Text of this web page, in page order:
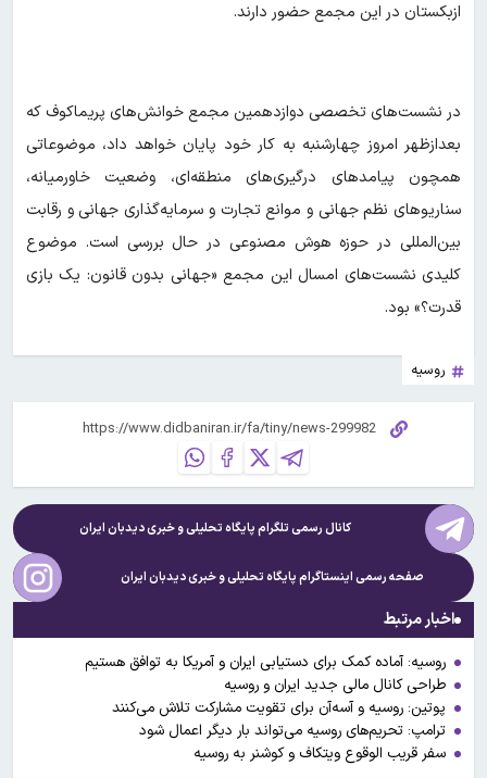
ازبکستان در این مجمع حضور دارند.
در نشست‌های تخصصی دوازدهمین مجمع خوانش‌های پریماکوف که
بعدازظهر امروز چهارشنبه به کار خود پایان خواهد داد، موضوعاتی
همچون پیامدهای درگیری‌های منطقه‌ای، وضعیت خاورمیانه،
سناریوهای نظم جهانی و موانع تجارت و سرمایه‌گذاری جهانی و رقابت
بین‌المللی در حوزه هوش مصنوعی در حال بررسی است. موضوع
کلیدی نشست‌های امسال این مجمع «جهانی بدون قانون: یک بازی
قدرت؟» بود.
روسیه
کانال رسمی تلگرام پایگاه تحلیلی و خبریدیدبان ایران
صفحه رسمی اینستاگرام پایگاه تحلیلی و خبریدیدبان ایران
اخبار مرتبط
روسیه: آماده کمک برای دستیابی ایران و آمریکا به توافق هستیم
طراحی کانال مالی جدید ایران و روسیه
پوتین: روسیه و آسه‌آن برای تقویت مشارکت تلاش می‌کنند
ترامپ: تحریم‌های روسیه می‌تواند بار دیگر اعمال شود
سفر قریب الوقوع ویتکاف و کوشنر به روسیه